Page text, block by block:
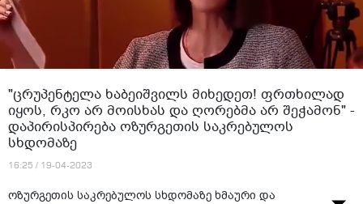
"ცრუპენტელა ხაბეიშვილს მიხედეთ! ფრთხილად
იყოს, რკო არ მოისხას და ღორებმა არ შეჭამონ" -
დაპირისპირება ოზურგეთის საკრებულოს
სხდომაზე
16:25 / 19-04-2023
ოზურგეთის საკრებულოს სხდომაზე ხმაური და